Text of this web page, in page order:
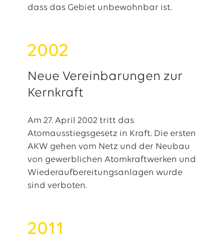
dass das Gebiet unbewohnbar ist.
Neue Vereinbarungen zur
Kernkraft
Am 27. April 2002 tritt das
Atomausstiegsgesetz in Kraft. Die ersten
AKW gehen vom Netz und der Neubau
von gewerblichen Atomkraftwerken und
Wiederaufbereitungsanlagen wurde
sind verboten.
2002
2011